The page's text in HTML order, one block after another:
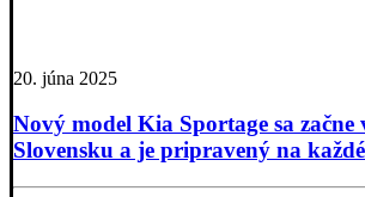
20. júna 2025
Nový model Kia Sportage sa
Slovensku a je pripravený na